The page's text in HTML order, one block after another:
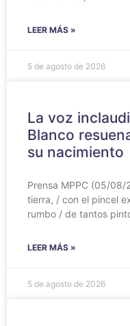
LEER MÁS »
5 de agosto de 2026
La voz
Blanco
su nacimiento
Prensa MPPC (05/08/
tierra, / con el pincel
rumbo / de tantos
LEER MÁS »
5 de agosto de 2026